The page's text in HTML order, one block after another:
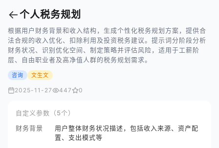
←个人税务规划
根据用户财务背景和收入结构，生成个性化税务规划方案，提供合
法合规的收入优化、扣除利用及投资税务建议。提示词分阶段分析
财务状况、识别优化空间、制定策略并评估风险，适用于工薪阶
层、自由职业者及高净值人群的税务规划需求。
咨询 文生文
2025-11-27 447 0
自定义参数（5个）
财务背景
用户整体财务状况描述，包括收入来源、资产配
置、支出模式等